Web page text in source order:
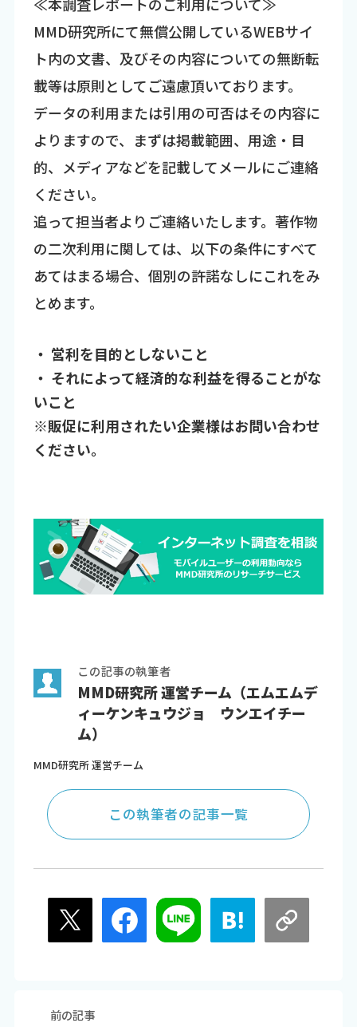
MMD研究所にて無償公開しているWEBサイ
ト内の文書、及びその内容についての無断転
載等は原則としてご遠慮頂いております。
データの利用または引用の可否はその内容に
よりますので、まずは掲載範囲、用途・目
的、メディアなどを記載してメールにご連絡
ください。
追って担当者よりご連絡いたします。著作物
の二次利用に関しては、以下の条件にすべて
あてはまる場合、個別の許諾なしにこれをみ
とめます。
・ 営利を目的としないこと
・ それによって経済的な利益を得ることがな
いこと
※販促に利用されたい企業様はお問い合わせ
ください。
この記事の執筆者
MMD研究所 運営チーム（エムエムデ
ィーケンキュウジョ ウンエイチー
ム）
MMD研究所 運営チーム
この執筆者の記事一覧
前の記事